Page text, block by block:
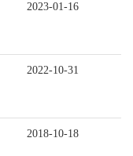
2023-01-16
2022-10-31
2018-10-18